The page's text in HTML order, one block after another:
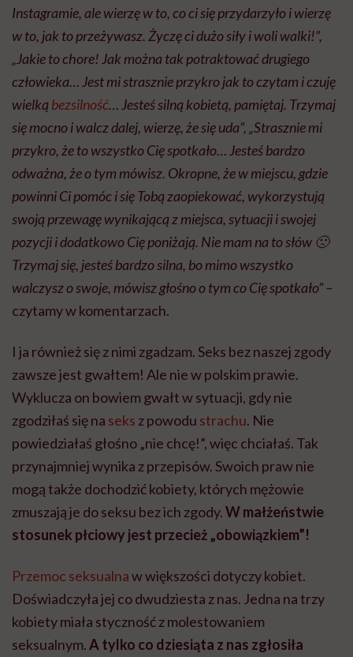
Instagramie, ale wierzę w to, co ci się przydarzyło i wierzę
w to, jak to przeżywasz. Życzę ci dużo siły i woli walki!”,
„Jakie to chore! Jak można tak potraktować drugiego
człowieka… Jest mi strasznie przykro jak to czytam i czuję
wielkąbezsilność… Jesteś silną kobietą, pamiętaj. Trzymaj
się mocno i walcz dalej, wierzę, że się uda”, „Strasznie mi
przykro, że to wszystko Cię spotkało… Jesteś bardzo
odważna, że o tym mówisz. Okropne, że w miejscu, gdzie
powinni Ci pomóc i się Tobą zaopiekować, wykorzystują
swoją przewagę wynikającą z miejsca, sytuacji i swojej
pozycji i dodatkowo Cię poniżają. Nie mam na to słów 🙁
Trzymaj się, jesteś bardzo silna, bo mimo wszystko
walczysz o swoje, mówisz głośno o tym co Cię spotkało” –
czytamy w komentarzach.
I ja również się z nimi zgadzam. Seks bez naszej zgody
zawsze jest gwałtem! Ale nie w polskim prawie.
Wyklucza on bowiem gwałt w sytuacji, gdy nie
zgodziłaś się na seks z powodu strachu. Nie
powiedziałaś głośno „nie chcę!”, więc chciałaś. Tak
przynajmniej wynika z przepisów. Swoich praw nie
mogą także dochodzić kobiety, których mężowie
zmuszają je do seksu bez ich zgody.W małżeństwie
stosunek płciowy jest przecież „obowiązkiem”!
Przemoc seksualnaw większości dotyczy kobiet.
Doświadczyła jej co dwudziesta z nas. Jedna na trzy
kobiety miała styczność z molestowaniem
seksualnym.A tylko co dziesiąta z nas zgłosiła